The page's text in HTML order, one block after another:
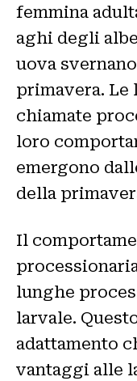
femmina
aghi degli
uova
primavera. Le
chiamate
loro
emergono
della
Il
lunghe
larvale.
adattamento
vantaggi alle